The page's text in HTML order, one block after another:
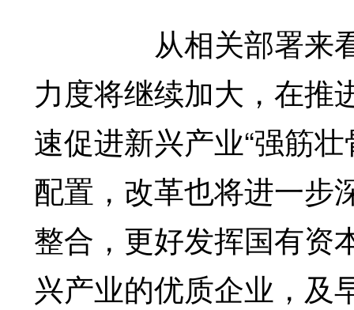
从相关部署来看，
力度将继续加大，在推
速促进新兴产业“强筋
配置，改革也将进一步
整合，更好发挥国有资
兴产业的优质企业，及